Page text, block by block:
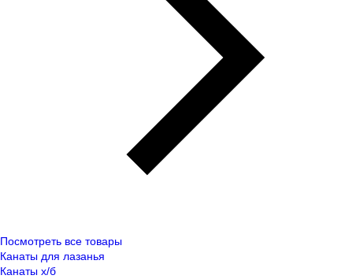
Посмотреть все товары
Канаты для лазанья
Канаты х/б